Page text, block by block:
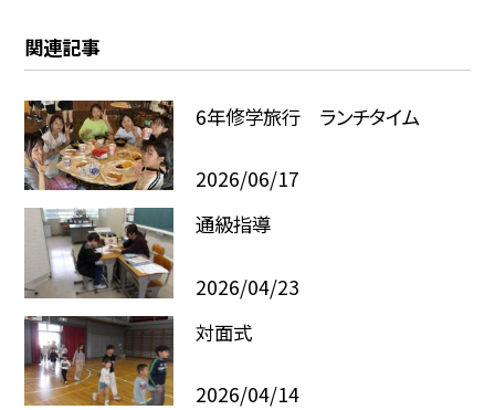
関連記事
6年修学旅行 ランチタイム
2026/06/17
通級指導
2026/04/23
対面式
2026/04/14